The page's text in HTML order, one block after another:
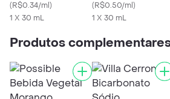
(R$0.34/ml)
1 X 30 mL
(R$0.50/ml)
1 X 30 mL
Produtos